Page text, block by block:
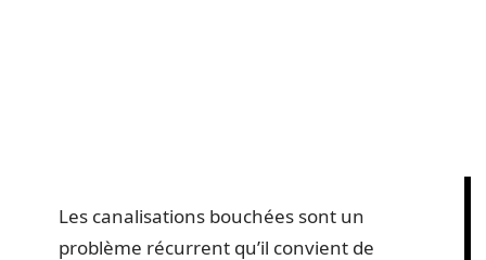
Les canalisations bouchées sont un
problème récurrent qu’il convient de